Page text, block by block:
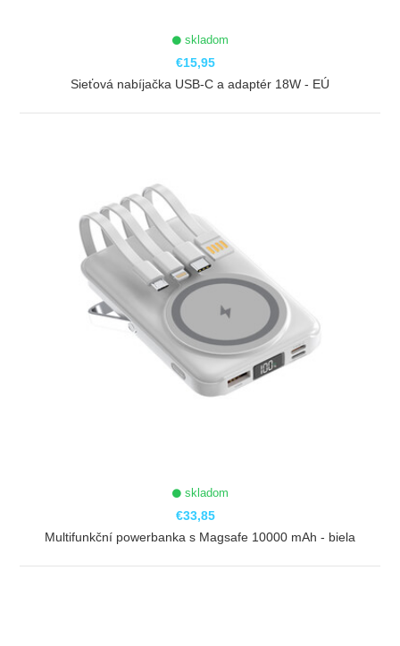
skladom
€15,95
Sieťová nabíjačka USB-C a adaptér 18W - EÚ
skladom
€33,85
Multifunkční powerbanka s Magsafe 10000 mAh - biela